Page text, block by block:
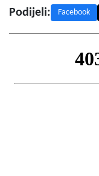
Podijeli: Facebook